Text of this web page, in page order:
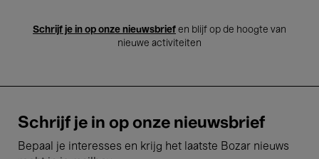
Schrijf je in op onze nieuwsbrief en blijf op de hoogte van
nieuwe activiteiten
Schrijf je in op onze nieuwsbrief
Bepaal je interesses en krijg het laatste Bozar nieuws